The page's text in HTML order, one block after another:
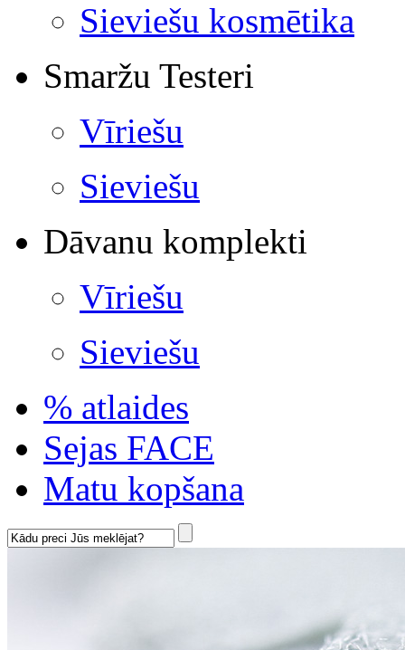
Sieviešu kosmētika
Smaržu Testeri
Vīriešu
Sieviešu
Dāvanu komplekti
Vīriešu
Sieviešu
% atlaides
Sejas FACE
Matu kopšana